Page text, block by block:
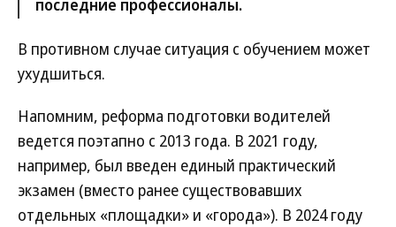
последние профессионалы.
В противном случае ситуация с обучением может
ухудшиться.
Напомним, реформа подготовки водителей
ведется поэтапно с 2013 года. В 2021 году,
например, был введен единый практический
экзамен (вместо ранее существовавших
отдельных «площадки» и «города»). В 2024 году